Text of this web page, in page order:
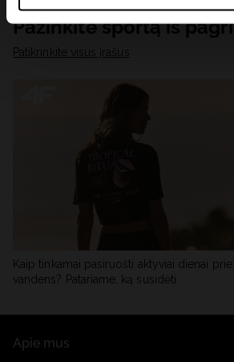
partnerių siūlomus sprendimus (pvz.,
Išsamią informaciją rasite mūsų
skiltyje „Išsami informacija“.
Pažinkite sportą iš
Patikrinkite visus įrašus
Kaip tinkamai pasiruošti aktyviai dienai prie
vandens? Patariame, ką susidėti
Apie mus